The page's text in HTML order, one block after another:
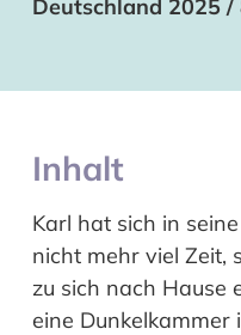
Deutschland 2025 /
Inhalt
Karl hat sich in
nicht mehr viel Zeit,
zu sich nach Hause
eine